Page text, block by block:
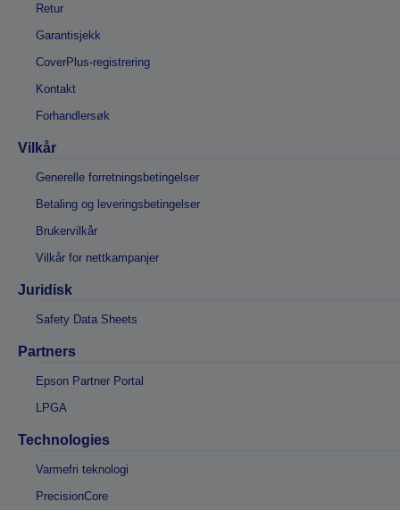
Retur
Garantisjekk
CoverPlus-registrering
Kontakt
Forhandlersøk
Vilkår
Generelle forretningsbetingelser
Betaling og leveringsbetingelser
Brukervilkår
Vilkår for nettkampanjer
Juridisk
Safety Data Sheets
Partners
Epson Partner Portal
LPGA
Technologies
Varmefri teknologi
PrecisionCore